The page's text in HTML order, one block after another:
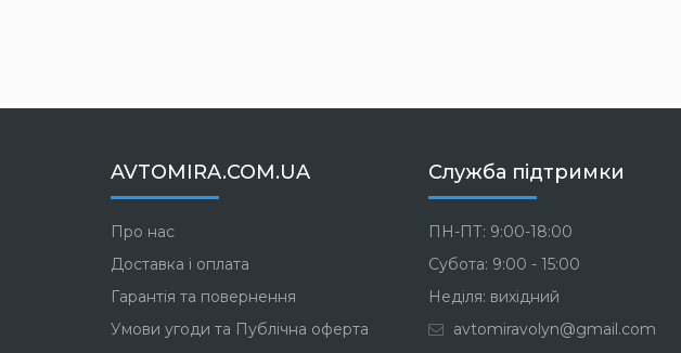
AVTOMIRA.COM.UA
Про нас
Доставка і оплата
Гарантія та повернення
Умови угоди та Публічна оферта
Служба підтримки
ПН-ПТ: 9:00-18:00
Субота: 9:00 - 15:00
Неділя: вихідний
avtomiravolyn@gmail.com